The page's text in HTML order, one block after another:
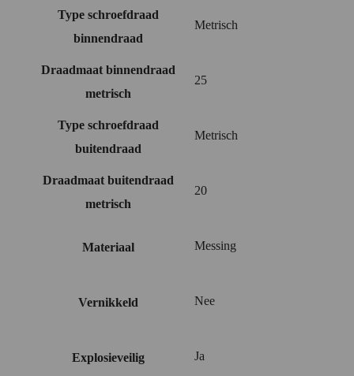
Type schroefdraad
binnendraad
Metrisch
Draadmaat binnendraad
metrisch
25
Type schroefdraad
buitendraad
Metrisch
Draadmaat buitendraad
metrisch
20
Materiaal Messing
Vernikkeld Nee
Explosieveilig Ja